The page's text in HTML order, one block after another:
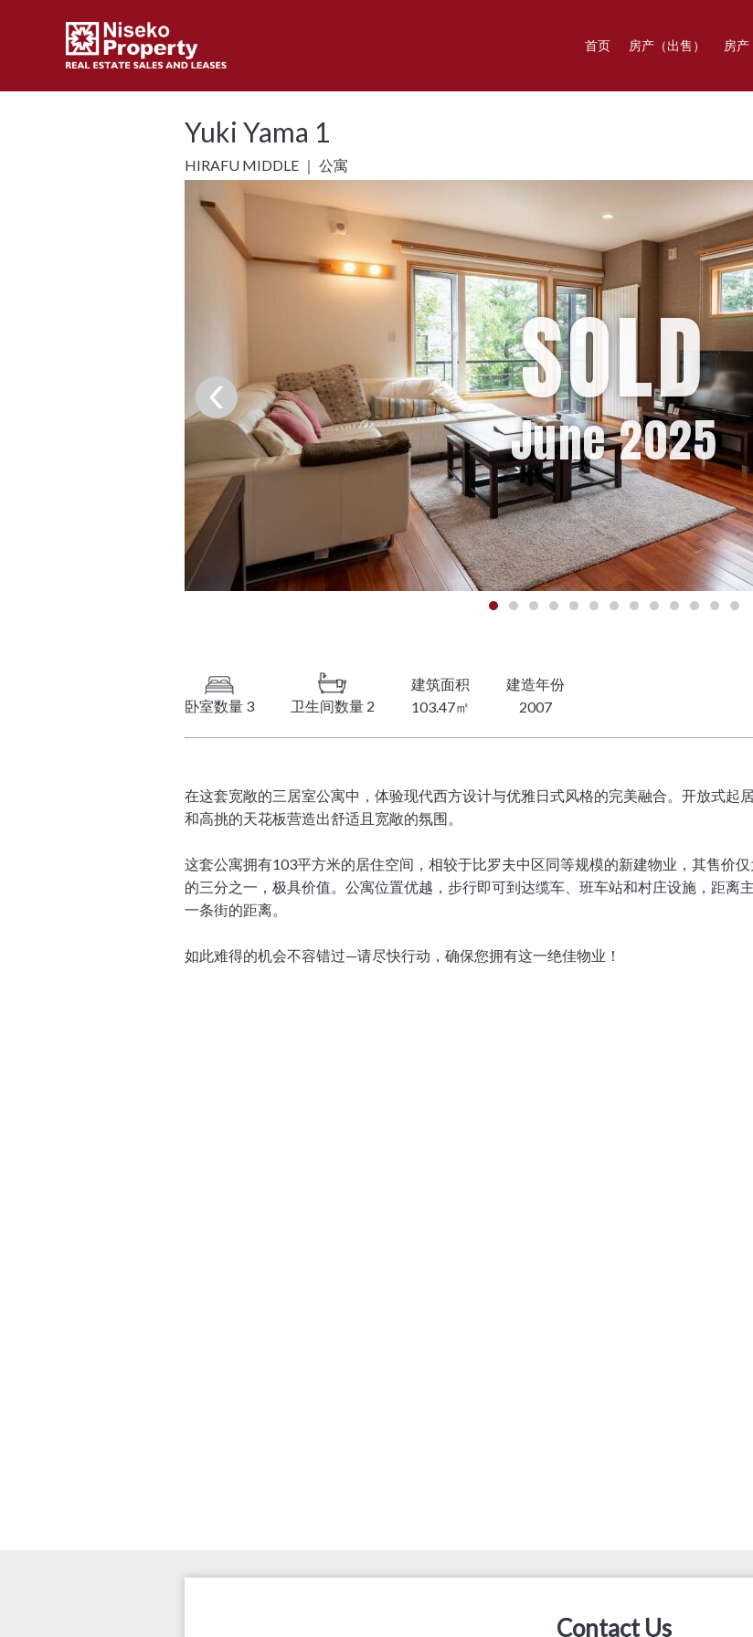
首页 房产（出售） 房产
Yuki Yama 1
HIRAFU MIDDLE ｜ 公寓
SOLD
June 2025
卧室数量 3 卫生间数量 2 103.47㎡ 2007
在这套宽敞的三居室公寓中，体验现代西方设计与优雅日式风格的完美融合。开放式起
和高挑的天花板营造出舒适且宽敞的氛围。
这套公寓拥有103平方米的居住空间，相较于比罗夫中区同等规模的新建物业，其售价
的三分之一，极具价值。公寓位置优越，步行即可到达缆车、班车站和村庄设施，距离
一条街的距离。
如此难得的机会不容错过—请尽快行动，确保您拥有这一绝佳物业！
Contact Us